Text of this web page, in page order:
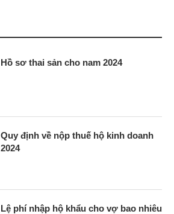
Hồ sơ thai sản cho nam 2024
Quy định về nộp thuế hộ kinh doanh
2024
Lệ phí nhập hộ khẩu cho vợ bao nhiêu